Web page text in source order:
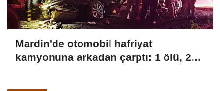
Mardin'de otomobil hafriyat
kamyonuna arkadan çarptı: 1 ölü, 2